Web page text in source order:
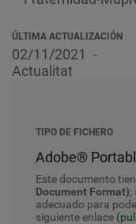
ÚLTIMA ACTUALIZACIÓN
02/11/2021
Actualitat
TIPO DE FICHERO
Adobe®
Este documento
Document Format);
adecuado para
siguiente enlace